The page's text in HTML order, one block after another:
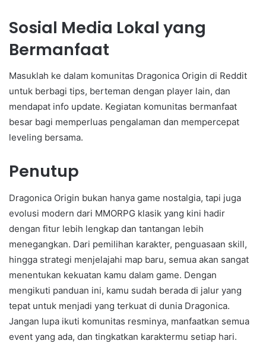
Sosial Media Lokal yang
Bermanfaat
Masuklah ke dalam komunitas Dragonica Origin di Reddit
untuk berbagi tips, berteman dengan player lain, dan
mendapat info update. Kegiatan komunitas bermanfaat
besar bagi memperluas pengalaman dan mempercepat
leveling bersama.
Penutup
Dragonica Origin bukan hanya game nostalgia, tapi juga
evolusi modern dari MMORPG klasik yang kini hadir
dengan fitur lebih lengkap dan tantangan lebih
menegangkan. Dari pemilihan karakter, penguasaan skill,
hingga strategi menjelajahi map baru, semua akan sangat
menentukan kekuatan kamu dalam game. Dengan
mengikuti panduan ini, kamu sudah berada di jalur yang
tepat untuk menjadi yang terkuat di dunia Dragonica.
Jangan lupa ikuti komunitas resminya, manfaatkan semua
event yang ada, dan tingkatkan karaktermu setiap hari.